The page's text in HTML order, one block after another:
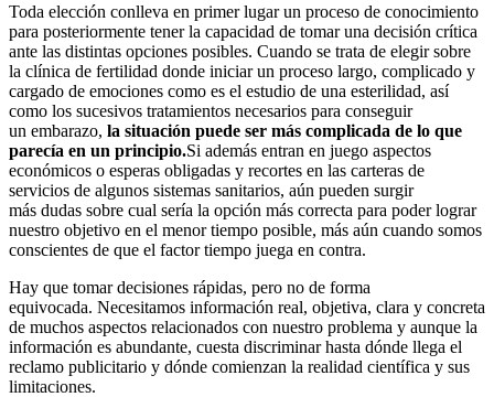
Toda elección conlleva en primer lugar un proceso de conocimiento
para posteriormente tener la capacidad de tomar una decisión crítica
ante las distintas opciones posibles. Cuando se trata de elegir sobre
la clínica de fertilidad donde iniciar un proceso largo, complicado y
cargado de emociones como es el estudio de una esterilidad, así
como los sucesivos tratamientos necesarios para conseguir
un embarazo, la situación puede ser más complicada de lo que
parecía en un principio.Si además entran en juego aspectos
económicos o esperas obligadas y recortes en las carteras de
servicios de algunos sistemas sanitarios, aún pueden surgir
más dudas sobre cual sería la opción más correcta para poder lograr
nuestro objetivo en el menor tiempo posible, más aún cuando somos
conscientes de que el factor tiempo juega en contra.
Hay que tomar decisiones rápidas, pero no de forma
equivocada. Necesitamos información real, objetiva, clara y concreta
de muchos aspectos relacionados con nuestro problema y aunque la
información es abundante, cuesta discriminar hasta dónde llega el
reclamo publicitario y dónde comienzan la realidad científica y sus
limitaciones.